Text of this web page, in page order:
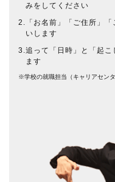
みをしてください
2.「お名前」「ご住所」
いします
3.追って「日時」と「起こ
ます
※学校の就職担当（キャリアセン